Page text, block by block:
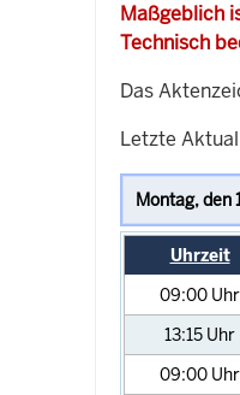
Maßgeblich
Technisch
Das
Letzte
Uhrzeit
09:00 Uhr
13:15 Uhr
09:00 Uhr